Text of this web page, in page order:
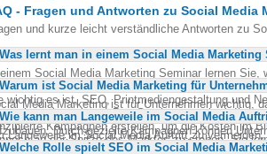
- Fragen und Antworten zu Social Media
und kurze leicht verständliche Antworten zu
Was lernt man in einem Social Media Marketing
einem Social Media Marketing Seminar lernen Sie,
Kanäle des Social Media Marketings effektiv
wichtig es ist, SEO, Printmediengestaltung und
zu integrieren. Das Seminar vermittelt
Kampagnen erstellen, um die Kosten im
an der Spitze des Marktes zu stehen. Sie
Warum ist Social Media Marketing für
Media Marketing ist für Unternehmen wichtig,
mit ihrer Zielgruppe zu kommunizieren und
Durch gezielte Kampagnen können
steigern und neue Kunden
Wie kann man Langeweile im Social Media
Langeweile im Social Media Auftritt zu
und kreative Inhalte zu posten.
Welche Rolle spielt SEO im Social Media